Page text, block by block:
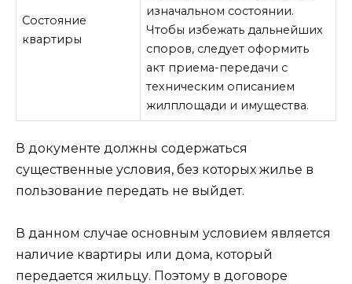
Состояние
квартиры
изначальном состоянии.
Чтобы избежать дальнейших
споров, следует оформить
акт приема-передачи с
техническим описанием
жилплощади и имущества.
В документе должны содержаться
существенные условия, без которых жилье в
пользование передать не выйдет.
В данном случае основным условием является
наличие квартиры или дома, который
передается жильцу. Поэтому в договоре